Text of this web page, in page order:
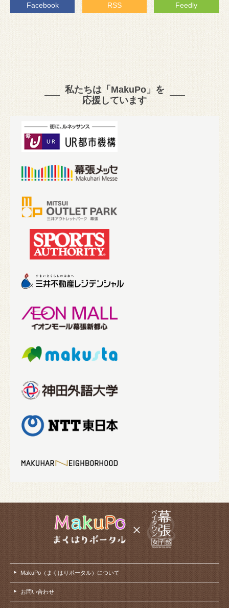
Facebook RSS Feedly
私たちは「MakuPo」を
応援しています
MakuPo（まくはりポータル）について
お問い合わせ